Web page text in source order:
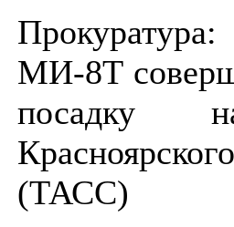
МИ-8Т
посадку
(ТАСС)